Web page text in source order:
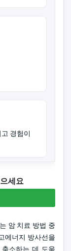
경험이
세요
암 치료 방법 중
에너지 방사선을
소하는 데 도움